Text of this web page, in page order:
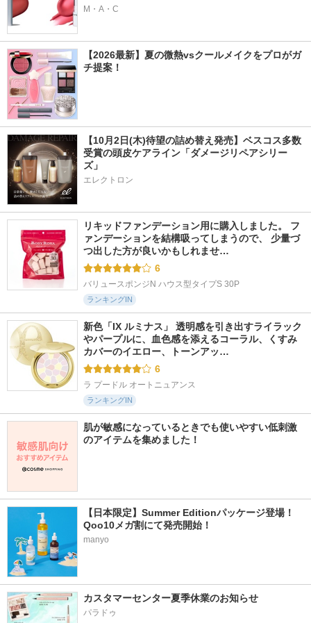
M・A・C
【2026最新】夏の微熱vsクールメイクをプロがガ
チ提案！
【10月2日(木)待望の詰め替え発売】ベスコス多数
受賞の頭皮ケアライン「ダメージリペアシリー
ズ」
エレクトロン
リキッドファンデーション用に購入しました。 フ
ァンデーションを結構吸ってしまうので、 少量づ
つ出した方が良いかもしれませ…
6
バリュースポンジN ハウス型タイプS 30P
ランキングIN
新色「IX ルミナス」 透明感を引き出すライラック
やパープルに、血色感を添えるコーラル、くすみ
カバーのイエロー、トーンアッ…
6
ラ プードル オートニュアンス
ランキングIN
肌が敏感になっているときでも使いやすい低刺激
のアイテムを集めました！
【日本限定】Summer Editionパッケージ登場！
Qoo10メガ割にて発売開始！
manyo
カスタマーセンター夏季休業のお知らせ
パラドゥ